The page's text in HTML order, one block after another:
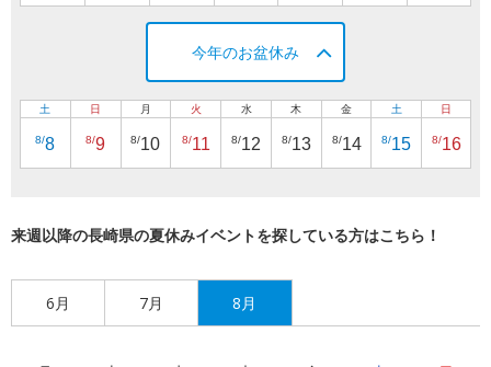
今年のお盆休み
土
8/8
日
8/9
月
8/10
火
8/11
水
8/12
木
8/13
金
8/14
土
8/15
日
8/16
来週以降の長崎県の夏休みイベントを探している方はこちら！
6月 7月 8月